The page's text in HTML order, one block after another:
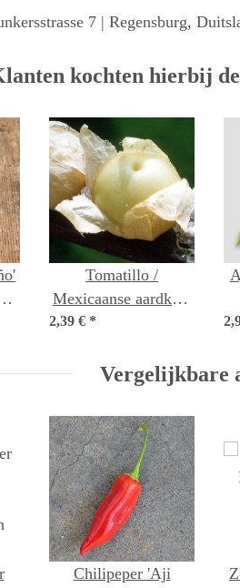
7 | Regensburg,
kochten hierbij
Tomatillo /
Mexicaanse aardkers
'Rendidora' (Physalis
2,39 € *
Vergelijkbare
Chilipeper 'Aji